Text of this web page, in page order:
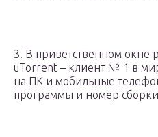
3. В приветственном окне
uTorrent – клиент № 1 в
на ПК и мобильные
программы и номер